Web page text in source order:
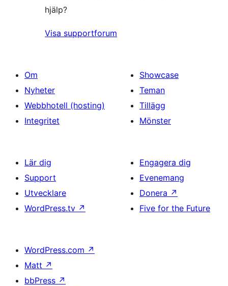
hjälp?
Visa supportforum
Om
Nyheter
Webbhotell (hosting)
Integritet
Showcase
Teman
Tillägg
Mönster
Lär dig
Support
Utvecklare
WordPress.tv ↗
Engagera dig
Evenemang
Donera ↗
Five for the Future
WordPress.com ↗
Matt ↗
bbPress ↗